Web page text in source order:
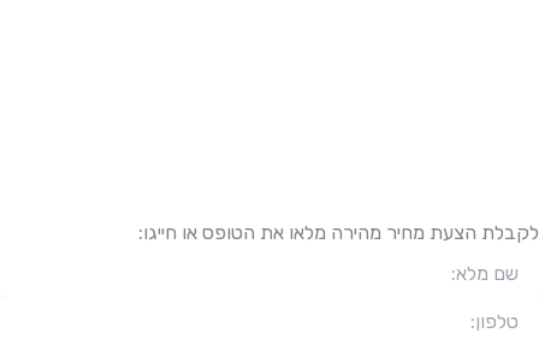
לקבלת הצעת מחיר מהירה מלאו את הטופס או חייגו: